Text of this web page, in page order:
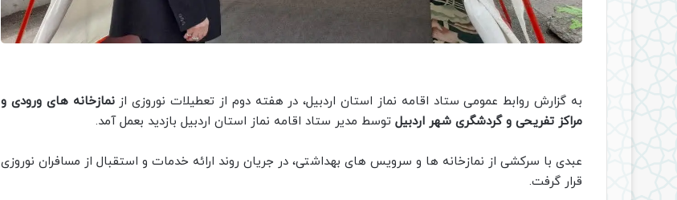
به گزارش روابط عمومی ستاد اقامه نماز استان اردبیل، در هفته دوم از تعطیلات نوروزی ازنمازخانه های ورودی و
مراکز تفریحی و گردشگری شهر اردبیل توسط مدیر ستاد اقامه نماز استان اردبیل بازدید بعمل آمد.
عبدی با سرکشی از نمازخانه ها و سرویس های بهداشتی، در جریان روند ارائه خدمات و استقبال از مسافران نوروزی
قرار گرفت.